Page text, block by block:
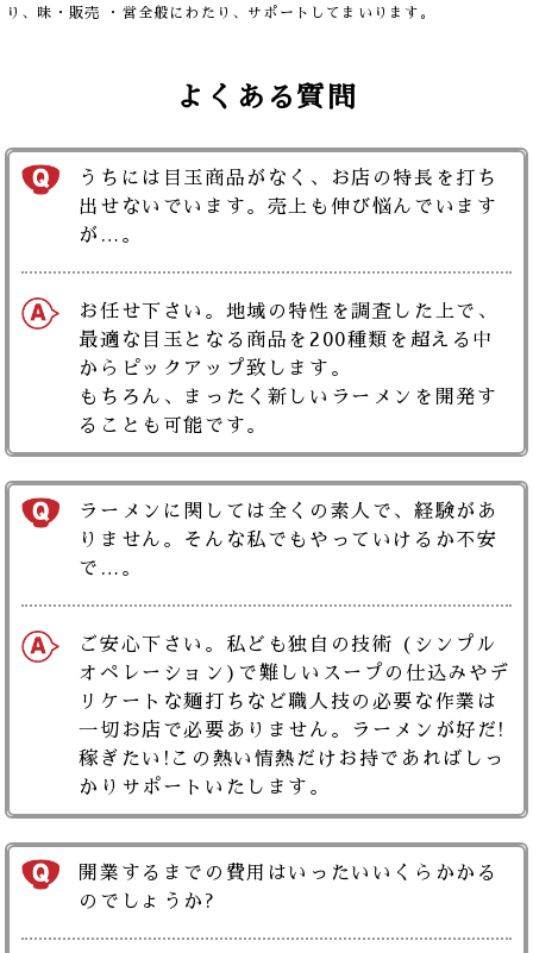
り、味・販売 ・営全般にわたり、サポートしてまいります。
よくある質問
うちには目玉商品がなく、お店の特長を打ち
出せないでいます。売上も伸び悩んでいます
が…。
お任せ下さい。地域の特性を調査した上で、
最適な目玉となる商品を200種類を超える中
からピックアップ致します。
もちろん、まったく新しいラーメンを開発す
ることも可能です。
ラーメンに関しては全くの素人で、経験があ
りません。そんな私でもやっていけるか不安
で…。
ご安心下さい。私ども独自の技術 (シンプル
オペレーション)で難しいスープの仕込みやデ
リケートな麺打ちなど職人技の必要な作業は
一切お店で必要ありません。ラーメンが好だ!
稼ぎたい!この熱い情熱だけお持であればしっ
かりサポートいたします。
開業するまでの費用はいったいいくらかかる
のでしょうか?